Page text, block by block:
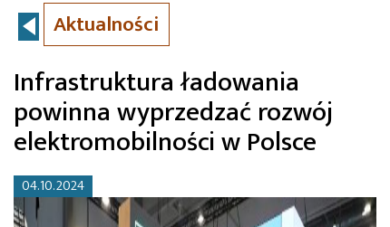
Aktualności
Infrastruktura ładowania
powinna wyprzedzać rozwój
elektromobilności w Polsce
04.10.2024